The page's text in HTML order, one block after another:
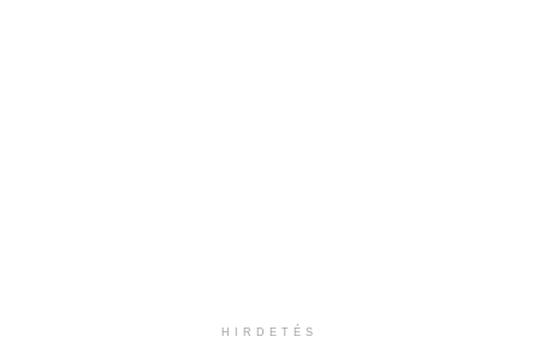
HIRDETÉS